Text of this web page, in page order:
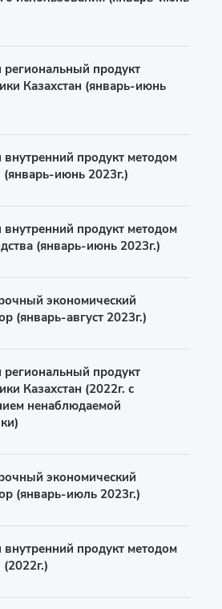
региональный продукт
Казахстан (январь-июнь
внутренний продукт методом
июнь 2023г.)
внутренний продукт методом
(январь-июнь 2023г.)
экономический
(январь-август 2023г.)
региональный продукт
Казахстан (2022г. с
ненаблюдаемой
экономический
(январь-июль 2023г.)
внутренний продукт методом